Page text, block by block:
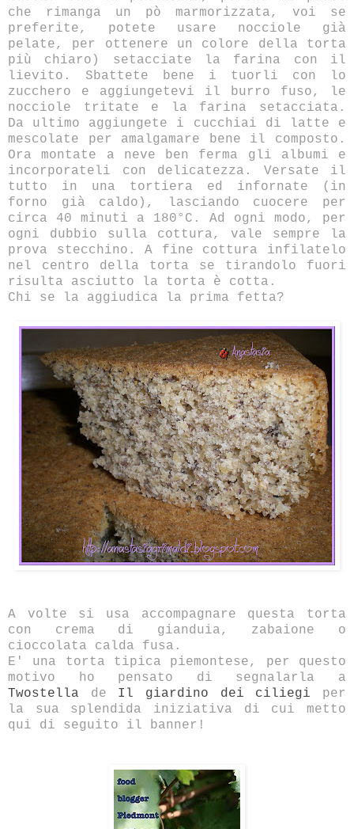
che rimanga un pò marmorizzata, voi se
preferite, potete usare nocciole già
pelate, per ottenere un colore della torta
più chiaro) setacciate la farina con il
lievito. Sbattete bene i tuorli con lo
zucchero e aggiungetevi il burro fuso, le
nocciole tritate e la farina setacciata.
Da ultimo aggiungete i cucchiai di latte e
mescolate per amalgamare bene il composto.
Ora montate a neve ben ferma gli albumi e
incorporateli con delicatezza. Versate il
tutto in una tortiera ed infornate (in
forno già caldo), lasciando cuocere per
circa 40 minuti a 180°C. Ad ogni modo, per
ogni dubbio sulla cottura, vale sempre la
prova stecchino. A fine cottura infilatelo
nel centro della torta se tirandolo fuori
risulta asciutto la torta è cotta.
Chi se la aggiudica la prima fetta?
A volte si usa accompagnare questa torta
con crema di gianduia, zabaione o
cioccolata calda fusa.
E' una torta tipica piemontese, per questo
motivo ho pensato di segnalarla a
Twostella de Il giardino dei ciliegi per
la sua splendida iniziativa di cui metto
qui di seguito il banner!